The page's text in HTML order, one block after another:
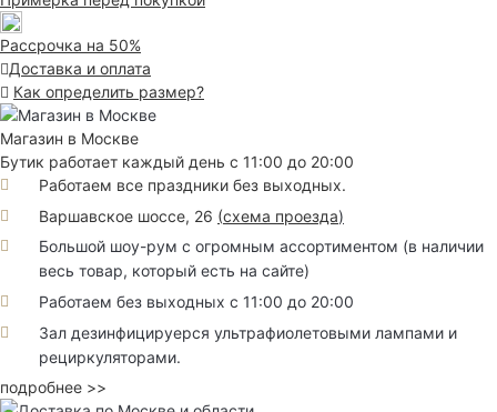
Рассрочка на 50%
Доставка и оплата
Как определить размер?
Магазин в Москве
Бутик работает каждый день с 11:00 до 20:00
Работаем все праздники без выходных.
Варшавское шоссе, 26 (схема проезда)
Большой шоу-рум с огромным ассортиментом (в наличии
весь товар, который есть на сайте)
Работаем без выходных с 11:00 до 20:00
Зал дезинфицируерся ультрафиолетовыми лампами и
рециркуляторами.
подробнее >>